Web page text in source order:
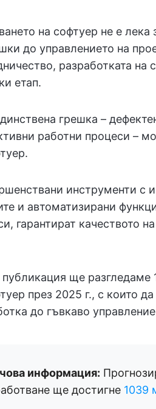
на софтуер не е лека
до управлението на
разработката на
етап.
грешка –
работни процеси –
инструменти с
и автоматизирани
гарантират качеството
публикация ще разгледаме
през 2025 г., с които
до гъвкаво
информация:
ще достигне 1039